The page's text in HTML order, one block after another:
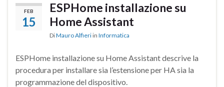
FEB
15
ESPHome installazione su
Home Assistant
DiMauro Alfieri in Informatica
ESPHome installazione su Home Assistant descrive la
procedura per installare sia l’estensione per HA sia la
programmazione del dispositivo.